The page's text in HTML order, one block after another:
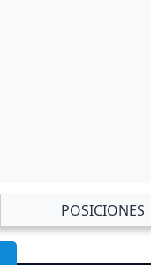
POSICIONES